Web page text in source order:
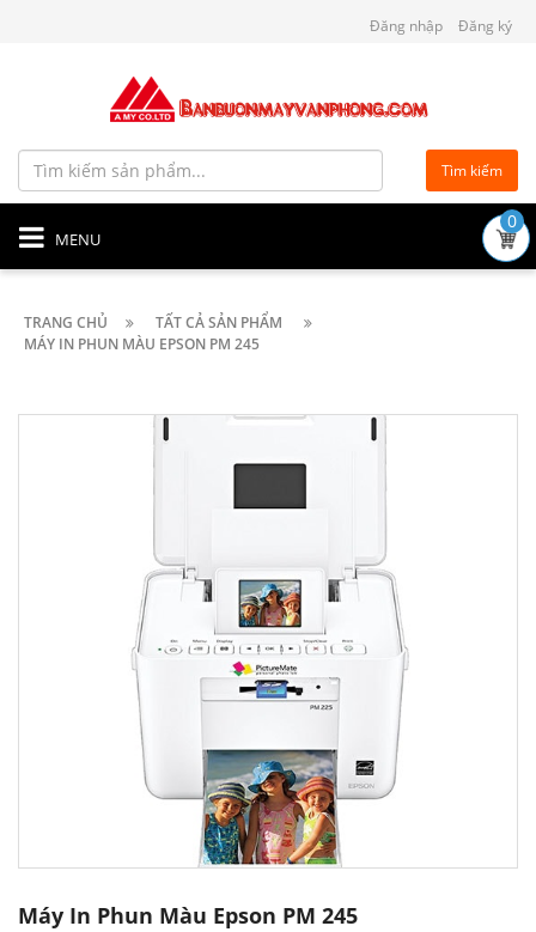
Đăng nhập Đăng ký
Tìm kiếm
MENU
0
TRANG CHỦ
TẤT CẢ SẢN PHẨM
MÁY IN PHUN MÀU EPSON PM 245
Máy In Phun Màu Epson PM 245